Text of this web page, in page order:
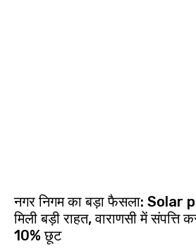
नगर निगम का बड़ा फैसला: Solar
मिली बड़ी राहत, वाराणसी में संपत्ति
10% छूट